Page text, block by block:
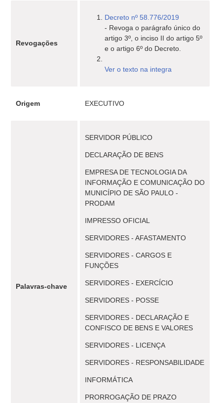
Revogações
Decreto nº 58.776/2019
- Revoga o parágrafo único do
artigo 3º, o inciso II do artigo 5º
e o artigo 6º do Decreto.
Ver o texto na integra
Origem EXECUTIVO
Palavras-chave
SERVIDOR PÚBLICO
DECLARAÇÃO DE BENS
EMPRESA DE TECNOLOGIA DA
INFORMAÇÃO E COMUNICAÇÃO DO
MUNICÍPIO DE SÃO PAULO -
PRODAM
IMPRESSO OFICIAL
SERVIDORES - AFASTAMENTO
SERVIDORES - CARGOS E
FUNÇÕES
SERVIDORES - EXERCÍCIO
SERVIDORES - POSSE
SERVIDORES - DECLARAÇÃO E
CONFISCO DE BENS E VALORES
SERVIDORES - LICENÇA
SERVIDORES - RESPONSABILIDADE
INFORMÁTICA
PRORROGAÇÃO DE PRAZO